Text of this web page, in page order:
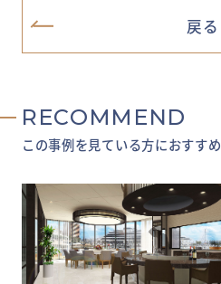
戻る
RECOMMEND
この事例を見ている方におすすめ